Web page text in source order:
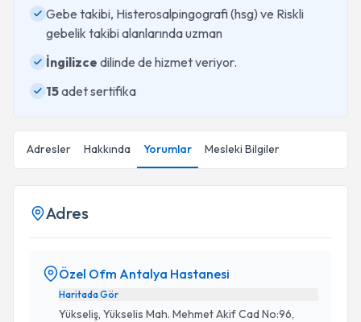
Gebe takibi, Histerosalpingografi (hsg) ve Riskli
gebelik takibi alanlarında uzman
İngilizce dilinde de hizmet veriyor.
15adet sertifika
Adresler Hakkında Yorumlar Mesleki Bilgiler
Adres
Özel Ofm Antalya Hastanesi
Haritada Gör
Yükseliş, Yükselis Mah. Mehmet Akif Cad No:96,